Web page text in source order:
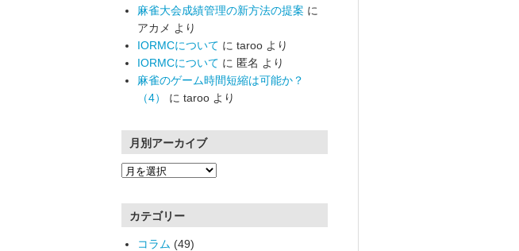
麻雀大会成績管理の新方法の提案 に
アカメ より
IORMCについて に taroo より
IORMCについて に 匿名 より
麻雀のゲーム時間短縮は可能か？
（4）
に taroo より
月別アーカイブ
カテゴリー
コラム (49)